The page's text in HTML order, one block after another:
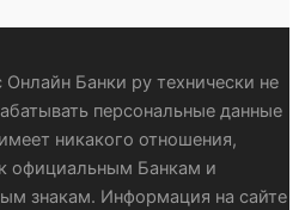
Банки ру технически не
персональные данные
никакого отношения,
официальным Банкам и
знакам. Информация на сайте